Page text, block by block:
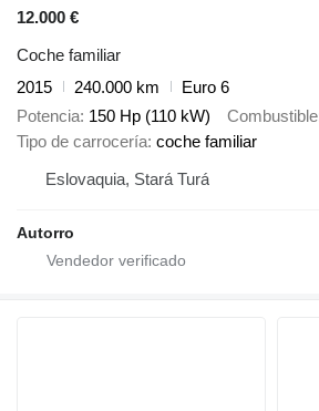
12.000 €
Coche familiar
2015
240.000 km
Euro 6
Potencia 150 Hp (110 kW) Combustible
Tipo de carrocería coche familiar
Eslovaquia, Stará Turá
Autorro